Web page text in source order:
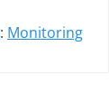
: Monitoring